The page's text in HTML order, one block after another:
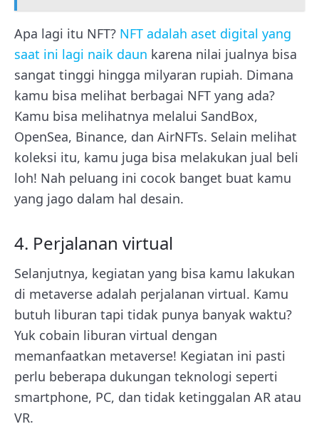
Apa lagi itu NFT? NFT adalah aset digital yang
saat ini lagi naik daun karena nilai jualnya bisa
sangat tinggi hingga milyaran rupiah. Dimana
kamu bisa melihat berbagai NFT yang ada?
Kamu bisa melihatnya melalui SandBox,
OpenSea, Binance, dan AirNFTs. Selain melihat
koleksi itu, kamu juga bisa melakukan jual beli
loh! Nah peluang ini cocok banget buat kamu
yang jago dalam hal desain.
4. Perjalanan virtual
Selanjutnya, kegiatan yang bisa kamu lakukan
di metaverse adalah perjalanan virtual. Kamu
butuh liburan tapi tidak punya banyak waktu?
Yuk cobain liburan virtual dengan
memanfaatkan metaverse! Kegiatan ini pasti
perlu beberapa dukungan teknologi seperti
smartphone, PC, dan tidak ketinggalan AR atau
VR.